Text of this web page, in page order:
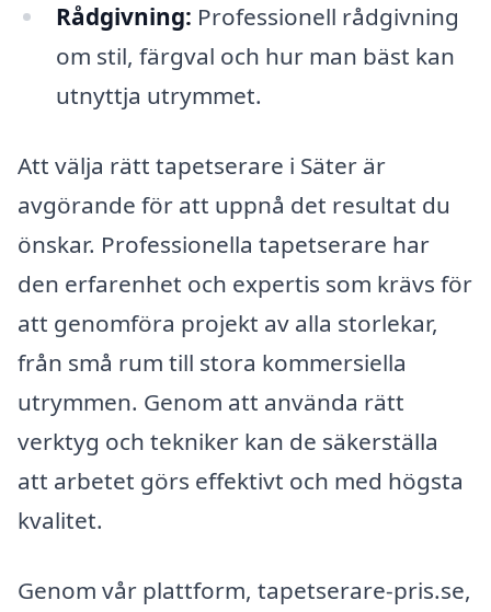
Rådgivning: Professionell rådgivning
om stil, färgval och hur man bäst kan
utnyttja utrymmet.
Att välja rätt tapetserare i Säter är
avgörande för att uppnå det resultat du
önskar. Professionella tapetserare har
den erfarenhet och expertis som krävs för
att genomföra projekt av alla storlekar,
från små rum till stora kommersiella
utrymmen. Genom att använda rätt
verktyg och tekniker kan de säkerställa
att arbetet görs effektivt och med högsta
kvalitet.
Genom vår plattform, tapetserare-pris.se,